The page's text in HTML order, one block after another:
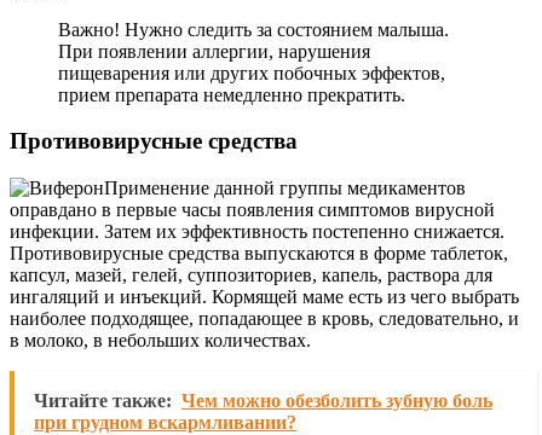
Важно! Нужно следить за состоянием малыша.
При появлении аллергии, нарушения
пищеварения или других побочных эффектов,
прием препарата немедленно прекратить.
Противовирусные средства
Применение данной группы медикаментов
оправдано в первые часы появления симптомов вирусной
инфекции. Затем их эффективность постепенно снижается.
Противовирусные средства выпускаются в форме таблеток,
капсул, мазей, гелей, суппозиториев, капель, раствора для
ингаляций и инъекций. Кормящей маме есть из чего выбрать
наиболее подходящее, попадающее в кровь, следовательно, и
в молоко, в небольших количествах.
Читайте также: Чем можно обезболить зубную боль
при грудном вскармливании?